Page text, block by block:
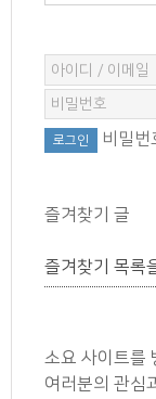
비밀번
즐겨찾기 글
즐겨찾기 목록
소요 사이트를
여러분의 관심